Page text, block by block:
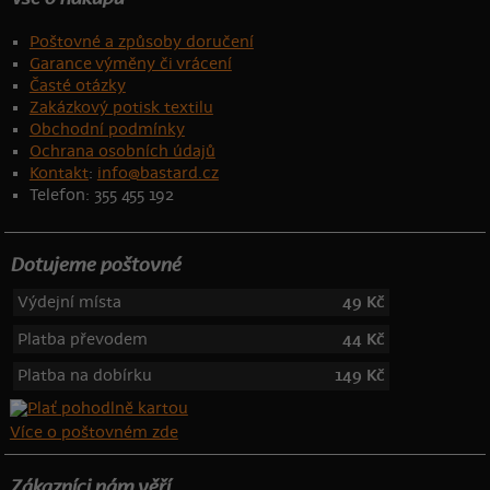
Poštovné a způsoby doručení
Garance výměny či vrácení
Časté otázky
Zakázkový potisk textilu
Obchodní podmínky
Ochrana osobních údajů
Kontakt: info@bastard.cz
Telefon: 355 455 192
Dotujeme poštovné
Výdejní místa
49 Kč
Platba převodem
44 Kč
Platba na dobírku
149 Kč
Více o poštovném zde